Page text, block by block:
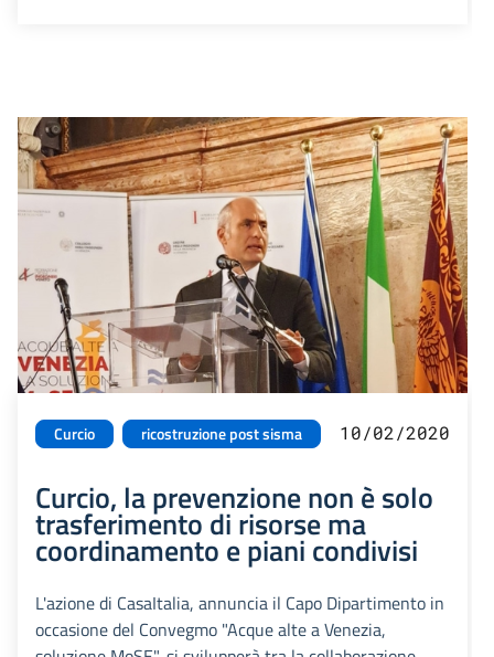
Curcio ricostruzione post sisma 10/02/2020
Curcio, la prevenzione non è solo
trasferimento di risorse ma
coordinamento e piani condivisi
L'azione di CasaItalia, annuncia il Capo Dipartimento in
occasione del Convegmo "Acque alte a Venezia,